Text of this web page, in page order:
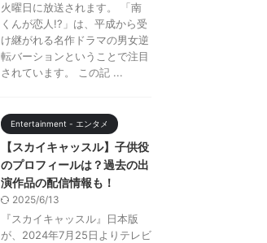
火曜日に放送されます。 「南
くんが恋人!?」は、平成から受
け継がれる名作ドラマの男女逆
転バーションということで注目
されています。 この記 ...
Entertainment - エンタメ
【スカイキャッスル】子供役
のプロフィールは？過去の出
演作品の配信情報も！
2025/6/13
『スカイキャッスル』日本版
が、2024年7月25日よりテレビ